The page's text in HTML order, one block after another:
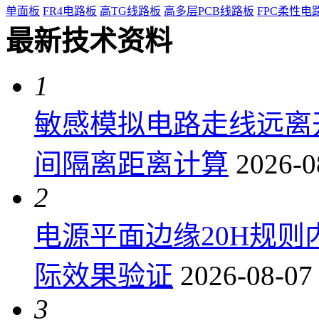
单面板 FR4电路板 高TG线路板 高多层PCB线路板 FPC柔性电
最新技术资料
1
敏感模拟电路走线远
间隔离距离计算 2026-
2
电源平面边缘20H规
际效果验证 2026-08-
3